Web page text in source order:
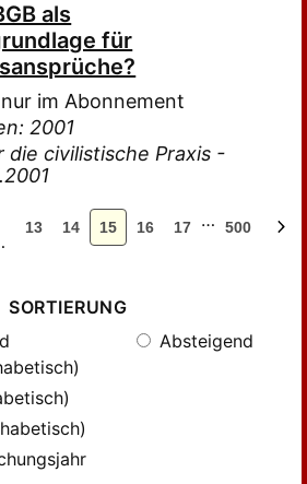
als
für
im Abonnement
2001
die civilistische Praxis -
13 14 15 16 17 … 500
SORTIERUNG
Absteigend